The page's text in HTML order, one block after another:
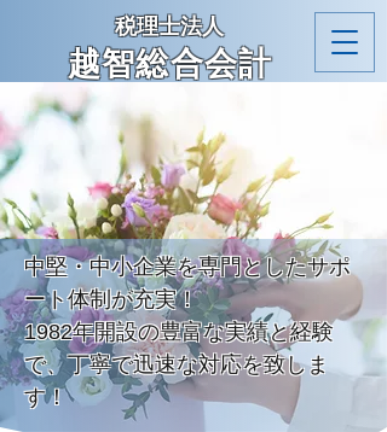
税理士法人
越智総合会計
中堅・中小企業を専門としたサポ
ート体制が充実！
1982年開設の豊富な実績と経験
で、丁寧で迅速な対応を致しま
す！